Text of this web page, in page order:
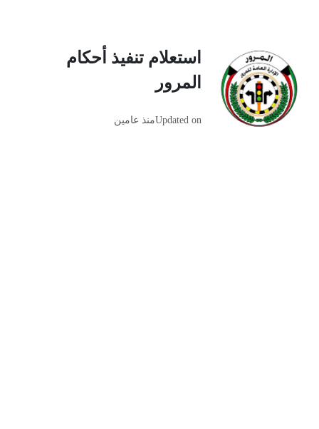
استعلام تنفيذ أحكام
المرور
Updated onمنذ عامين